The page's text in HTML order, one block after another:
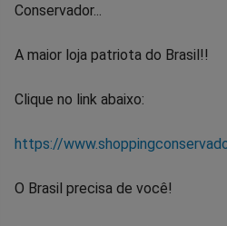
Conservador...
A maior loja patriota do Brasil!!
Clique no link abaixo:
https://
O Brasil precisa de você!